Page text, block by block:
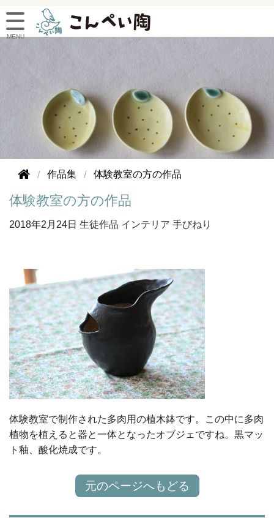
作品集 体験教室の方の作品
体験教室の方の作品
2018年2月24日 生徒作品 インテリア 手びねり
体験教室で制作された多肉用の植木鉢です。この中に多肉
植物を植えると器と一体となったオブジェですね。黒マッ
ト釉、酸化焼成です。
元のページへもどる